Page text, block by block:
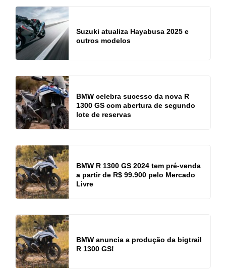
Suzuki atualiza Hayabusa 2025 e
outros modelos
BMW celebra sucesso da nova R
1300 GS com abertura de segundo
lote de reservas
BMW R 1300 GS 2024 tem pré-venda
a partir de R$ 99.900 pelo Mercado
Livre
BMW anuncia a produção da bigtrail
R 1300 GS!